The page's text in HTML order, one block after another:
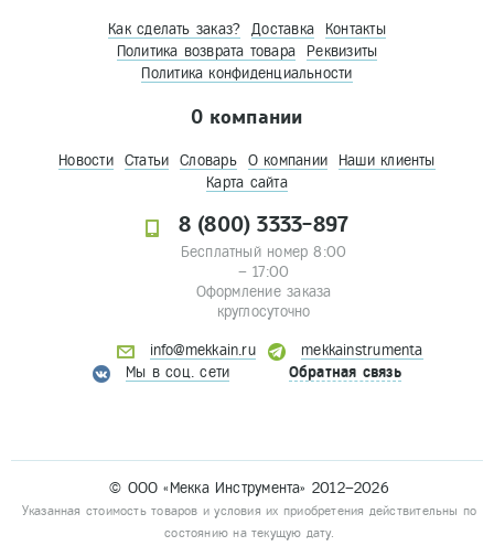
Как сделать заказ? Доставка
Контакты
Политика возврата товара
Реквизиты
Политика конфиденциальности
О компании
Новости Статьи Словарь О компании
Наши клиенты
Карта сайта
8 (800) 3333-897
Бесплатный номер 8:00
– 17:00
Оформление заказа
круглосуточно
info@mekkain.ru
mekkainstrumenta
Мы в соц. сети
Обратная связь
© ООО «Мекка Инструмента» 2012–2026
Указанная стоимость товаров и условия их приобретения действительны по
состоянию на текущую дату.